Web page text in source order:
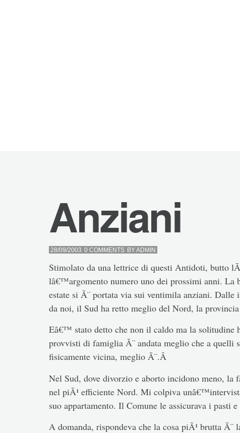
Anziani
28/09/2003 0 COMMENTS BYADMIN
Stimolato da una lettrice di questi Antidoti, butto
lâ€™argomento numero uno dei prossimi anni. La
estate si Ã¨ portata via sui ventimila anziani.
da noi, il Sud ha retto meglio del Nord, la
Eâ€™ stato detto che non il caldo ma la solitudine
provvisti di famiglia Ã¨ andata meglio che a
fisicamente vicina, meglio Ã¨.Â
Nel Sud, dove divorzio e aborto incidono meno,
nel piÃ¹ efficiente Nord. Mi colpiva
suo appartamento. Il Comune le assicurava i pasti
A domanda, rispondeva che la cosa piÃ¹ brutta